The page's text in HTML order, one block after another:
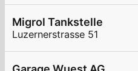
Migrol Tankstelle
Luzernerstrasse 51